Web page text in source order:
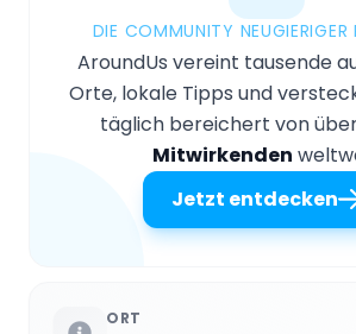
DIE COMMUNITY NEUGIERIGER
AroundUs vereint tausende
Orte, lokale Tipps und
täglich bereichert von
Mitwirkenden
Jetzt entdecken
ORT